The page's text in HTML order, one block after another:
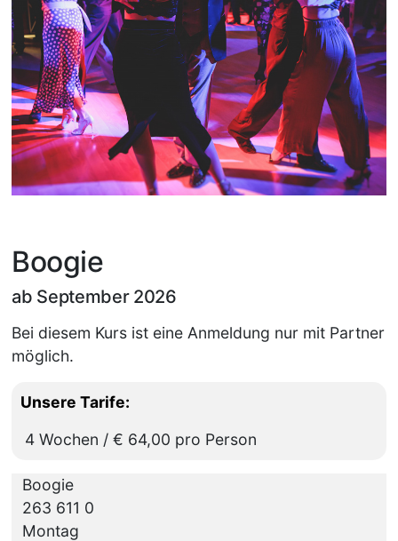
Boogie
ab September 2026
Bei diesem Kurs ist eine Anmeldung nur mit Partner
möglich.
Unsere Tarife:
4 Wochen / € 64,00 pro Person
Boogie
263 611 0
Montag